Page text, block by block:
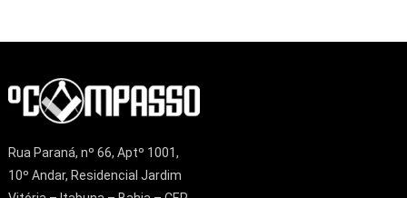
Rua Paraná, nº 66, Aptº 1001,
10º Andar, Residencial Jardim